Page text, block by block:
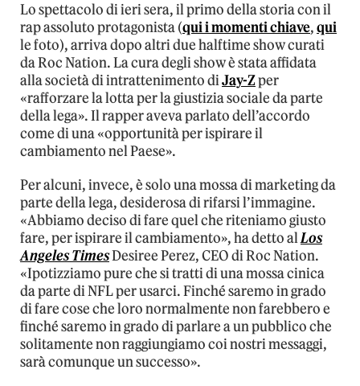
Lo spettacolo di ieri sera, il primo della storia con il
rap assoluto protagonista (qui i momenti chiave,qui
le foto), arriva dopo altri due halftime show curati
da Roc Nation. La cura degli show è stata affidata
alla società di intrattenimento diJay-Zper
«rafforzare la lotta per la giustizia sociale da parte
della lega». Il rapper aveva parlato dell’accordo
come di una «opportunità per ispirare il
cambiamento nel Paese».
Per alcuni, invece, è solo una mossa di marketing da
parte della lega, desiderosa di rifarsi l’immagine.
«Abbiamo deciso di fare quel che riteniamo giusto
fare, per ispirare il cambiamento», ha detto alLos
Angeles TimesDesiree Perez, CEO di Roc Nation.
«Ipotizziamo pure che si tratti di una mossa cinica
da parte di NFL per usarci. Finché saremo in grado
di fare cose che loro normalmente non farebbero e
finché saremo in grado di parlare a un pubblico che
solitamente non raggiungiamo coi nostri messaggi,
sarà comunque un successo».